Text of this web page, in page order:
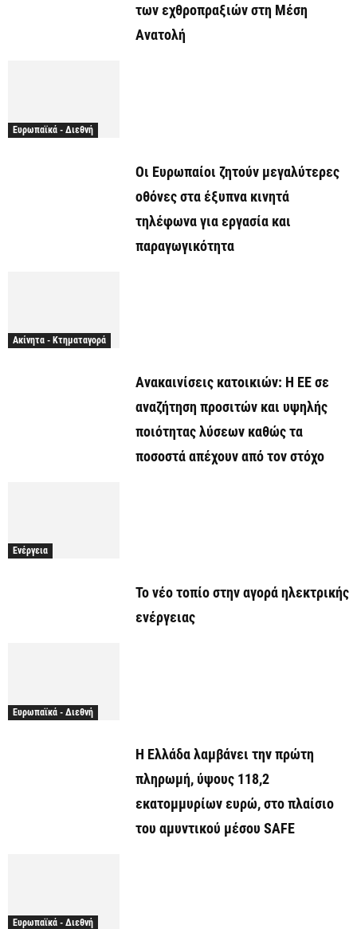
των εχθροπραξιών στη Μέση
Ανατολή
Ευρωπαϊκά - Διεθνή
Οι Ευρωπαίοι ζητούν μεγαλύτερες
οθόνες στα έξυπνα κινητά
τηλέφωνα για εργασία και
παραγωγικότητα
Ακίνητα - Κτηματαγορά
Ανακαινίσεις κατοικιών: Η ΕΕ σε
αναζήτηση προσιτών και υψηλής
ποιότητας λύσεων καθώς τα
ποσοστά απέχουν από τον στόχο
Ενέργεια
Το νέο τοπίο στην αγορά ηλεκτρικής
ενέργειας
Ευρωπαϊκά - Διεθνή
Η Ελλάδα λαμβάνει την πρώτη
πληρωμή, ύψους 118,2
εκατομμυρίων ευρώ, στο πλαίσιο
του αμυντικού μέσου SAFE
Ευρωπαϊκά - Διεθνή